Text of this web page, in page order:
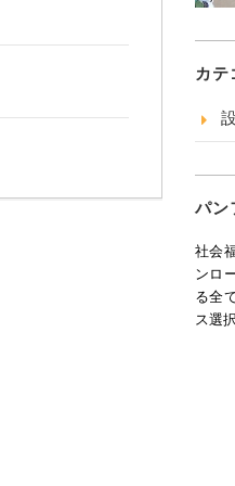
カテ
パン
社会
ンロ
る全
ス選